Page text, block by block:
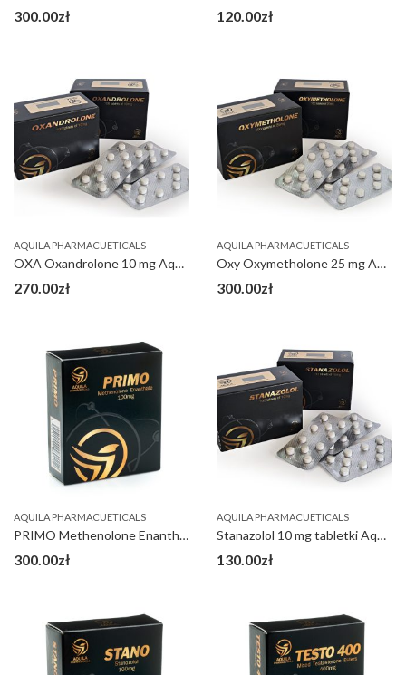
300.00zł 120.00zł
AQUILA PHARMACUETICALS
OXA Oxandrolone 10 mg Aquila
270.00zł
AQUILA PHARMACUETICALS
Oxy Oxymetholone 25 mg Aquila
300.00zł
AQUILA PHARMACUETICALS
PRIMO Methenolone Enanthate 100 mg
300.00zł
AQUILA PHARMACUETICALS
Stanazolol 10 mg tabletki Aquila
130.00zł